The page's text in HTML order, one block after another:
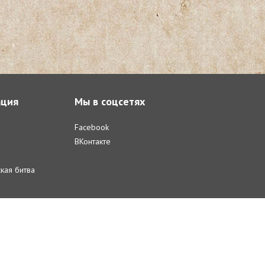
битва
Мы в соцсетях
Facebook
ВКонтакте